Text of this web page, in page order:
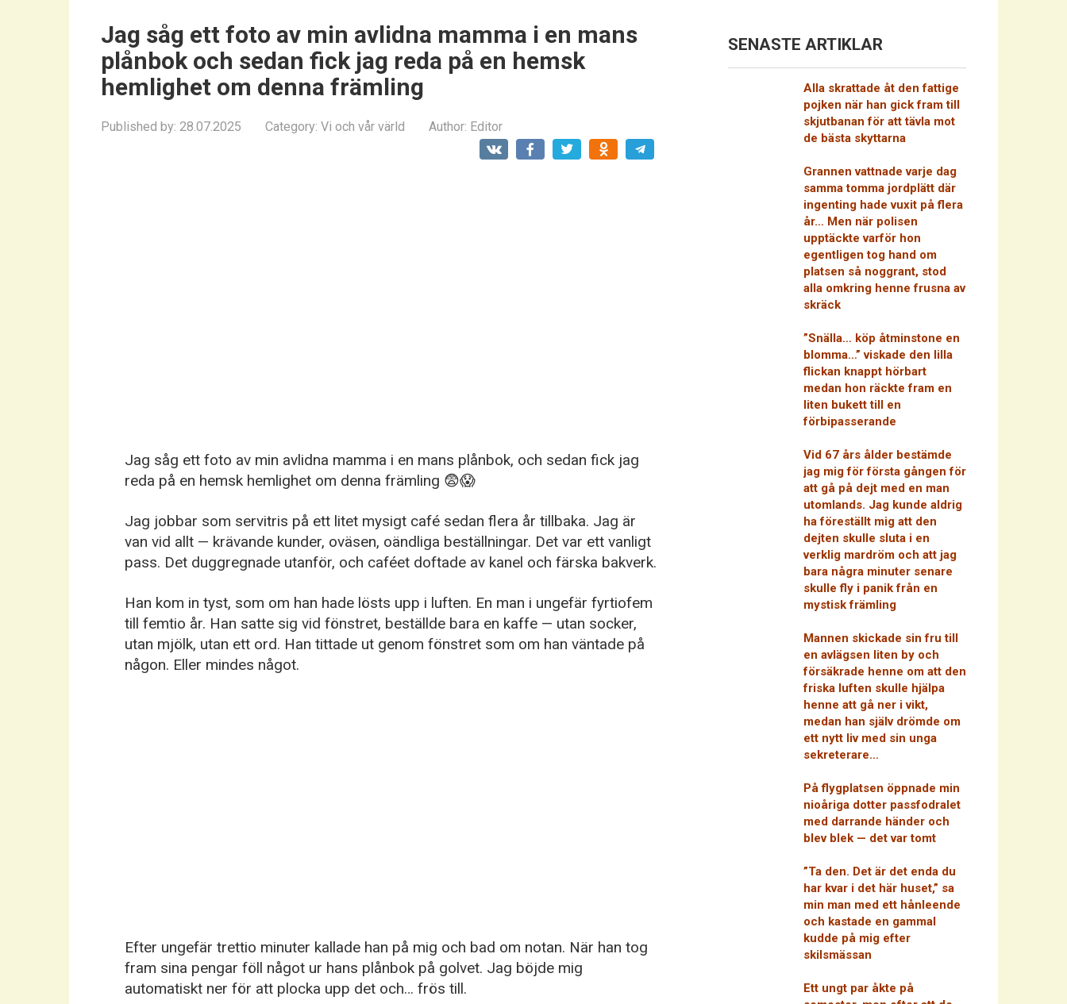
Jag såg ett foto av min avlidna mamma i en mans
plånbok och sedan fick jag reda på en hemsk
hemlighet om denna främling
Published by: 28.07.2025 Category: Vi och vår värld Author: Editor
Jag såg ett foto av min avlidna mamma i en mans plånbok, och sedan fick jag
reda på en hemsk hemlighet om denna främling 😨😱
Jag jobbar som servitris på ett litet mysigt café sedan flera år tillbaka. Jag är
van vid allt — krävande kunder, oväsen, oändliga beställningar. Det var ett vanligt
pass. Det duggregnade utanför, och caféet doftade av kanel och färska bakverk.
Han kom in tyst, som om han hade lösts upp i luften. En man i ungefär fyrtiofem
till femtio år. Han satte sig vid fönstret, beställde bara en kaffe — utan socker,
utan mjölk, utan ett ord. Han tittade ut genom fönstret som om han väntade på
någon. Eller mindes något.
Efter ungefär trettio minuter kallade han på mig och bad om notan. När han tog
fram sina pengar föll något ur hans plånbok på golvet. Jag böjde mig
automatiskt ner för att plocka upp det och… frös till.
SENASTE ARTIKLAR
Alla skrattade åt den fattige
pojken när han gick fram till
skjutbanan för att tävla mot
de bästa skyttarna
Grannen vattnade varje dag
samma tomma jordplätt där
ingenting hade vuxit på flera
år… Men när polisen
upptäckte varför hon
egentligen tog hand om
platsen så noggrant, stod
alla omkring henne frusna av
skräck
”Snälla… köp åtminstone en
blomma…” viskade den lilla
flickan knappt hörbart
medan hon räckte fram en
liten bukett till en
förbipasserande
Vid 67 års ålder bestämde
jag mig för första gången för
att gå på dejt med en man
utomlands. Jag kunde aldrig
ha föreställt mig att den
dejten skulle sluta i en
verklig mardröm och att jag
bara några minuter senare
skulle fly i panik från en
mystisk främling
Mannen skickade sin fru till
en avlägsen liten by och
försäkrade henne om att den
friska luften skulle hjälpa
henne att gå ner i vikt,
medan han själv drömde om
ett nytt liv med sin unga
sekreterare…
På flygplatsen öppnade min
nioåriga dotter passfodralet
med darrande händer och
blev blek — det var tomt
”Ta den. Det är det enda du
har kvar i det här huset,” sa
min man med ett hånleende
och kastade en gammal
kudde på mig efter
skilsmässan
Ett ungt par åkte på